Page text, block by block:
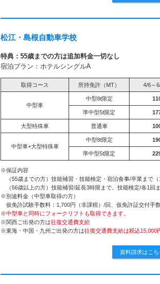
松江・島根自動車学校
特典：55歳までの方は追加料金一切なし
宿泊プラン：ホテルシングルA
取得コース 所持免許（MT） 4/6～
中型車
中型8t限定
準中型5t限定
大型特殊車 普通車
中型車+大型特殊車
中型8t限定
準中型5t限定
※保証内容
（55歳までの方）技能補習・技能検定・宿泊食事/卒業まで（
（56歳以上の方）技能補習/延長3時限まで、技能検定/各1回
※別途料金（中型車取得の方）
仮免許試験手数料：1,700円（非課税）/回、仮免許証交付手
※中型車と同時にフォークリフトも取得できます。
※関西ご出発の方は往復交通費支給
※東海・中国・九州ご出発の方は往復交通費支給は税込15,000
資料請求はこち